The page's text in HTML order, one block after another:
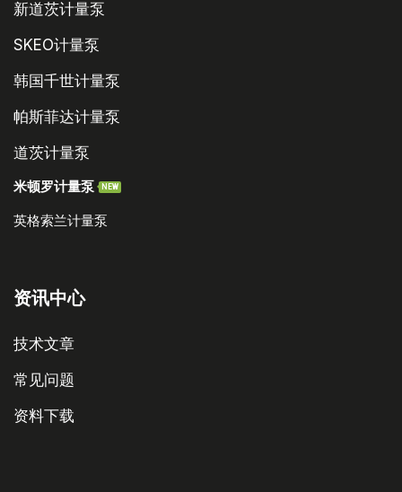
新道茨计量泵
SKEO计量泵
韩国千世计量泵
帕斯菲达计量泵
道茨计量泵
米顿罗计量泵 NEW
英格索兰计量泵
资讯中心
技术文章
常见问题
资料下载